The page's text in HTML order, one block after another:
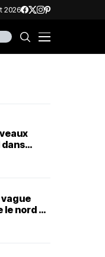
2026
vague
le nord et